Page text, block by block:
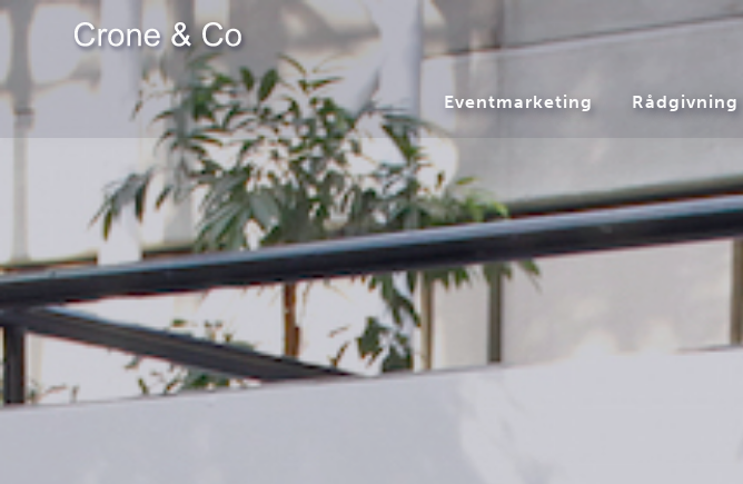
Eventmarketing Rådgivning